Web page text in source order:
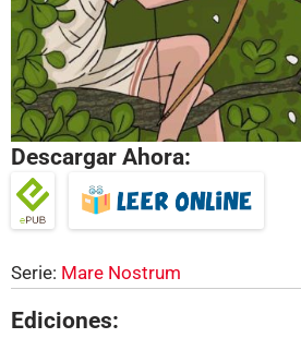
Descargar Ahora:
Serie: Mare Nostrum
Ediciones: